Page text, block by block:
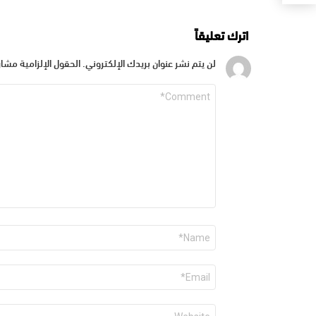
اترك تعليقاً
لن يتم نشر عنوان بريدك الإلكتروني. الحقول الإلزامية مشار
التعليق
الاسم
البريد
الإلكتروني
*
الموقع